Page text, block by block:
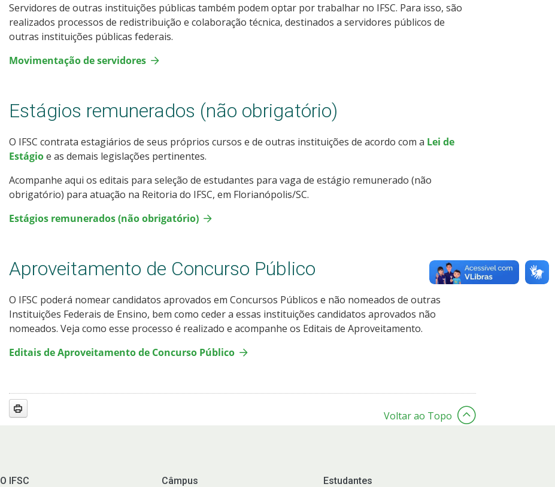
Servidores de outras instituições públicas também podem optar por trabalhar no IFSC. Para isso, são
realizados processos de redistribuição e colaboração técnica, destinados a servidores públicos de
outras instituições públicas federais.
Movimentação de servidores
Estágios remunerados (não obrigatório)
O IFSC contrata estagiários de seus próprios cursos e de outras instituições de acordo com a Lei de
Estágioe as demais legislações pertinentes.
Acompanhe aqui os editais para seleção de estudantes para vaga de estágio remunerado (não
obrigatório) para atuação na Reitoria do IFSC, em Florianópolis/SC.
Estágios remunerados (não obrigatório)
Aproveitamento de Concurso Público
O IFSC poderá nomear candidatos aprovados em Concursos Públicos e não nomeados de outras
Instituições Federais de Ensino, bem como ceder a essas instituições candidatos aprovados não
nomeados. Veja como esse processo é realizado e acompanhe os Editais de Aproveitamento.
Editais de Aproveitamento de Concurso Público
Voltar ao Topo
O IFSC Câmpus Estudantes